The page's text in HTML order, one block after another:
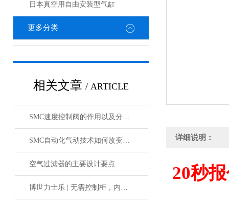
日本真空用自由安装型气缸
更多分类
相关文章 / ARTICLE
SMC速度控制阀的作用以及分类情况介绍
SMC自动化气动技术如何改变制造业?
空气过滤器的主要设计要点
博世力士乐 | 无需控制柜，内部物流新解决方案
详细说明：
20秒